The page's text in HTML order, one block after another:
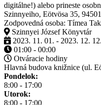
digitálne!) alebo prineste
Szinnyeiho, Eötvösa 35,
Zodpovedná osoba: Tímea
Szinnyei József Könyvtár
2023. 11. 01. - 2023. 12. 12.
01:00 - 00:00
Otváracie hodiny
Hlavná budova knižnice (ul.
Pondelok:
8:00 - 17:00
Utorok:
8:00 - 17:00